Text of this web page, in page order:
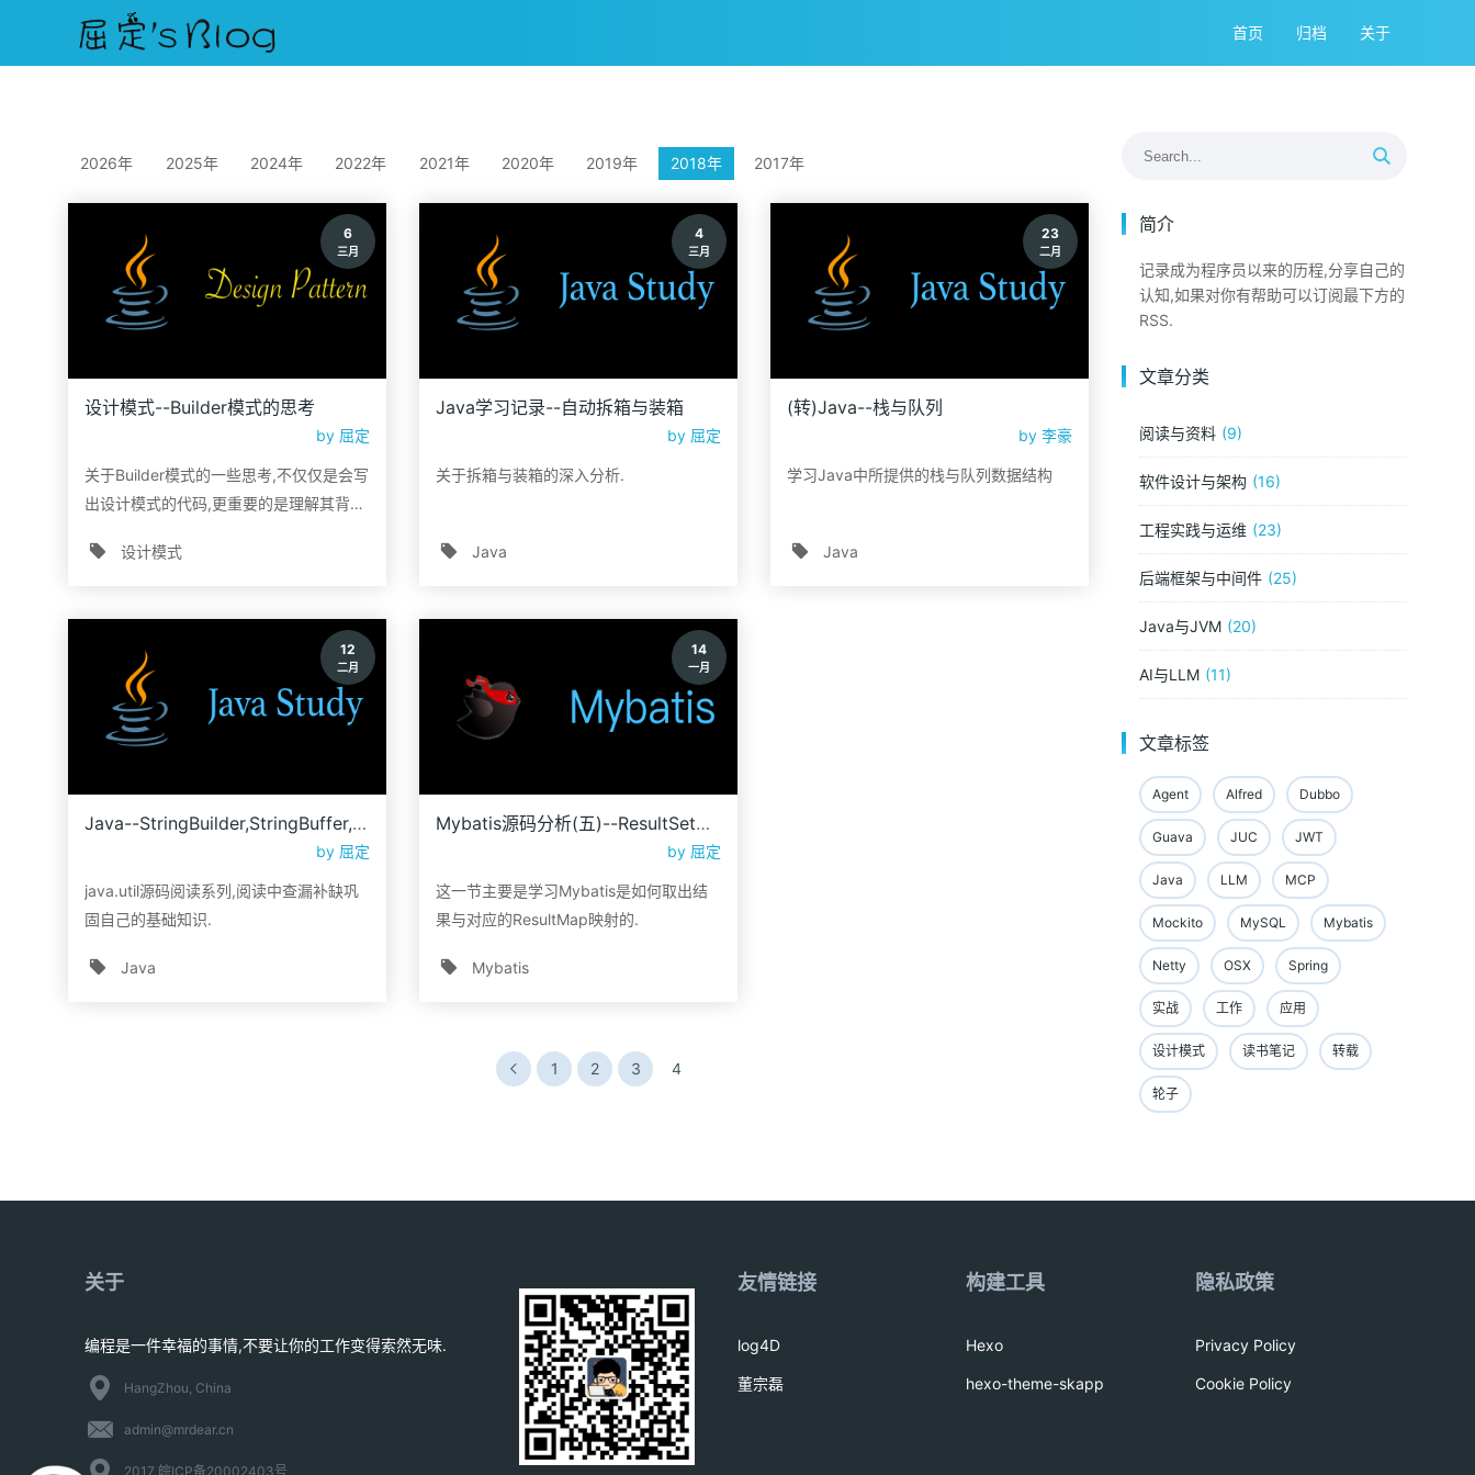
首页 归档 关于
2026年 2025年 2024年 2022年 2021年 2020年 2019年 2018年 2017年
6
三月
设计模式--Builder模式的思考
by 屈定
关于Builder模式的一些思考,不仅仅是会写
出设计模式的代码,更重要的是理解其背后
设计模式
4
三月
Java学习记录--自动拆箱与装箱
by 屈定
关于拆箱与装箱的深入分析.
Java
23
二月
(转)Java--栈与队列
by 李豪
学习Java中所提供的栈与队列数据结构
Java
12
二月
Java--StringBuilder,StringBuffer,StringJoiner
by 屈定
java.util源码阅读系列,阅读中查漏补缺巩
固自己的基础知识.
Java
14
一月
Mybatis源码分析(五)--ResultSetHandler分析
by 屈定
这一节主要是学习Mybatis是如何取出结
果与对应的ResultMap映射的.
Mybatis
1 2 3 4
简介
记录成为程序员以来的历程,分享自己的
认知,如果对你有帮助可以订阅最下方的
RSS.
文章分类
阅读与资料 9
软件设计与架构 16
工程实践与运维 23
后端框架与中间件 25
Java与JVM 20
AI与LLM 11
文章标签
Agent Alfred Dubbo
Guava JUC JWT
Java LLM MCP
Mockito MySQL Mybatis
Netty OSX Spring
实战 工作 应用
设计模式 读书笔记 转载
轮子
关于
编程是一件幸福的事情,不要让你的工作变得索然无味.
HangZhou, China
admin@mrdear.cn
2017 皖ICP备20002403号
友情链接
log4D
董宗磊
构建工具
Hexo
hexo-theme-skapp
隐私政策
Privacy Policy
Cookie Policy